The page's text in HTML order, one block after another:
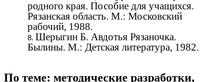
родного края. Пособие для учащихся.
Рязанская область. М.: Московский
рабочий, 1988.
Шерыгин Б. Авдотья Рязаночка.
Былины. М.: Детская литература, 1982.
По теме: методические разработки,